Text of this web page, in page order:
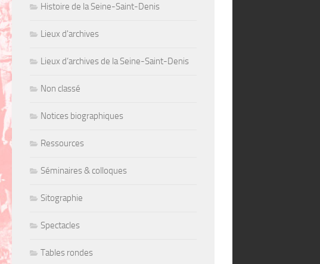
Histoire de la Seine-Saint-Denis
Lieux d'archives
Lieux d’archives de la Seine-Saint-Denis
Non classé
Notices biographiques
Ressources
Séminaires & colloques
Sitographie
Spectacles
Tables rondes